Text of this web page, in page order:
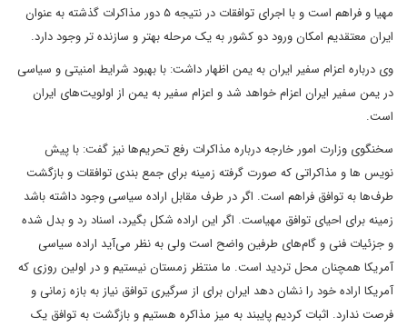
مهیا و فراهم است و با اجرای توافقات در نتیجه ۵ دور مذاکرات گذشته به عنوان
ایران معتقدیم امکان ورود دو کشور به یک مرحله بهتر و سازنده تر وجود دارد.
وی درباره اعزام سفیر ایران به یمن اظهار داشت: با بهبود شرایط امنیتی و سیاسی
در یمن سفیر ایران اعزام خواهد شد و اعزام سفیر به یمن از اولویت‌های ایران
است.
سخنگوی وزارت امور خارجه درباره مذاکرات رفع تحریم‌ها نیز گفت: با پیش
نویس ها و مذاکراتی که صورت گرفته زمینه برای جمع بندی توافقات و بازگشت
طرف‌ها به توافق فراهم است. اگر در طرف مقابل اراده سیاسی وجود داشته باشد
زمینه برای احیای توافق مهیاست. اگر این اراده شکل بگیرد، اسناد رد و بدل شده
و جزئیات فنی و گام‌های طرفین واضح است ولی به نظر می‌آید اراده سیاسی
آمریکا همچنان محل تردید است. ما منتظر زمستان نیستیم و در اولین روزی که
آمریکا اراده خود را نشان دهد ایران برای از سرگیری توافق نیاز به بازه زمانی و
فرصت ندارد. اثبات کردیم پایبند به میز مذاکره هستیم و بازگشت به توافق یک